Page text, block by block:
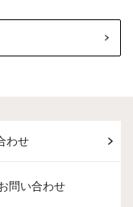
わせ
問い合わせ